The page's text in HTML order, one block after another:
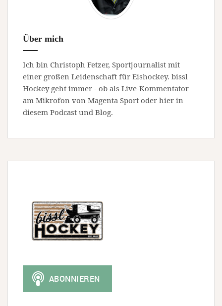
Über mich
Ich bin Christoph Fetzer, Sportjournalist mit
einer großen Leidenschaft für Eishockey. bissl
Hockey geht immer - ob als Live-Kommentator
am Mikrofon von Magenta Sport oder hier in
diesem Podcast und Blog.